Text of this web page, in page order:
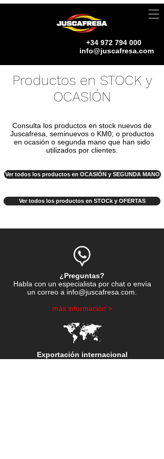
+34 972 794 000
info@juscafresa.com
Productos en STOCK y
OCASIÓN
Consulta los productos en stock nuevos de
Juscafresa, seminuevos o KM0; o productos
en ocasión o segunda mano que han sido
utilizados por clientes.
Ver todos los productos en OCASIÓN y SEGUNDA MANO
Ver todos los productos en STOCk y OFERTAS
¿Preguntas?
Habla con un especialista por chat o envía
un correo a info@juscafresa.com
​más información >
Exportación internacional